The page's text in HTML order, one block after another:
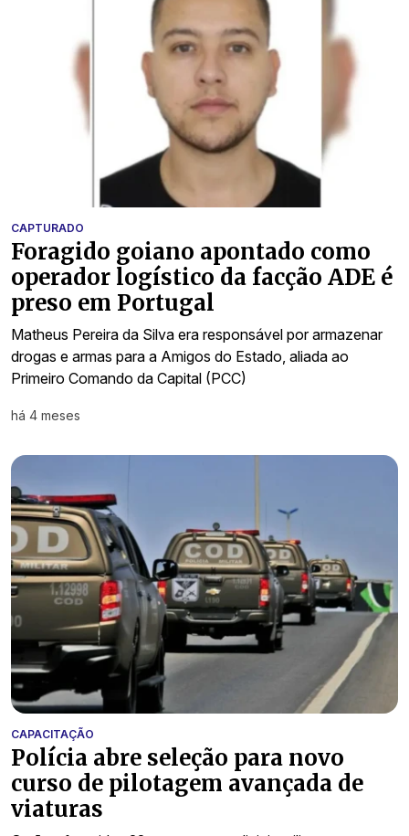
CAPTURADO
Foragido goiano apontado como
operador logístico da facção ADE é
preso em Portugal
Matheus Pereira da Silva era responsável por armazenar
drogas e armas para a Amigos do Estado, aliada ao
Primeiro Comando da Capital (PCC)
há 4 meses
CAPACITAÇÃO
Polícia abre seleção para novo
curso de pilotagem avançada de
viaturas